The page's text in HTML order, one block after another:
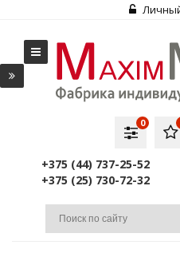
0
+375 (44) 737-25-52
+375 (25) 730-72-32